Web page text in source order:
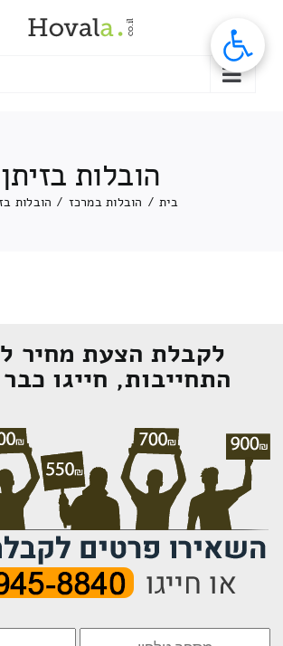
הובלות בזיתן
בית / הובלות במרכז / הובלות
לקבלת הצעת מחיר
התחייבות, חייגו